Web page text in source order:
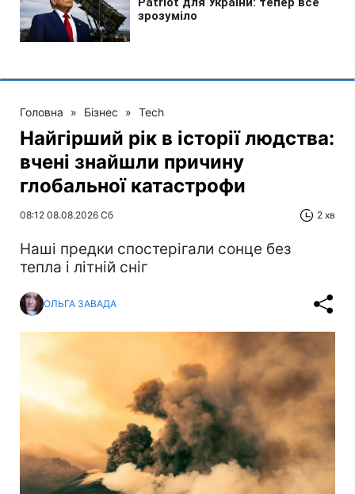
Головна » Бізнес » Tech
Найгірший рік в історії людства:
вчені знайшли причину
глобальної катастрофи
08:12 08.08.2026 Сб 2 хв
Наші предки спостерігали сонце без
тепла і літній сніг
ОЛЬГА ЗАВАДА